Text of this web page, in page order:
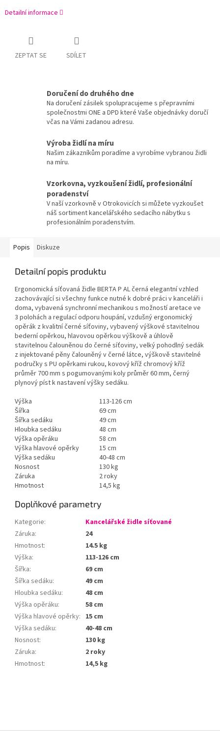
Detailní informace
ZEPTAT SE SDÍLET
Doručení do druhého dne
Na doručení zásilek spolupracujeme s přepravními
společnostmi ONE a DPD které Vaše objednávky doručí
včas na Vámi zadanou adresu.
Výroba židlí na míru
Našim zákazníkům poradíme a vyrobíme vybranou židli
na míru.
Vzorkovna, vyzkoušení židlí, profesionální
poradenství
V naší vzorkovně v Otrokovicích si můžete vyzkoušet
náš sortiment kancelářského sedacího nábytku s
profesionálním poradenstvím.
Popis Diskuze
Detailní popis produktu
Ergonomická síťovaná židle BERTA P AL černá elegantní vzhled
zachovávající si všechny funkce nutné k dobré práci v kanceláři i
doma, vybavená synchronní mechanikou s možností aretace ve
3 polohách a regulací odporu houpání, vzdušný ergonomický
opěrák z kvalitní černé síťoviny, vybavený výškové stavitelnou
bederní opěrkou, hlavovou opěrkou výškově a úhlově
stavitelnou čalouněnou do černé síťoviny, velký pohodlný sedák
z injektované pěny čalouněný v černé látce, výškově stavitelné
područky s PU opěrkami rukou, kovový kříž chromový kříž
průměr 700 mm s pogumovanými koly průměr 60 mm, černý
plynový píst k nastavení výšky sedáku.
Výška
113-126 cm
Šířka
69 cm
Šířka sedáku
49 cm
Hloubka sedáku
48 cm
Výška opěráku
58 cm
Výška hlavové opěrky
15 cm
Výška sedáku
40-48 cm
Nosnost
130 kg
Záruka
2 roky
Hmotnost
14,5 kg
Doplňkové parametry
Kategorie:
Kancelářské židle síťované
Záruka:
24
Hmotnost:
14.5 kg
Výška:
113-126 cm
Šířka:
69 cm
Šířka sedáku:
49 cm
Hloubka sedáku:
48 cm
Výška opěráku:
58 cm
Výška hlavové opěrky: 15 cm
Výška sedáku:
40-48 cm
Nosnost:
130 kg
Záruka:
2 roky
Hmotnost: 14,5 kg